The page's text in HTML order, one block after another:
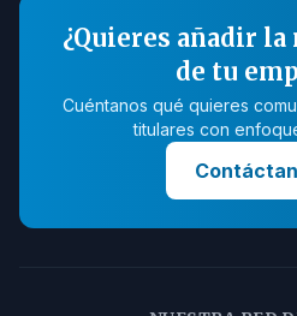
¿Quieres añadir la
de tu
Cuéntanos qué quieres
titulares con